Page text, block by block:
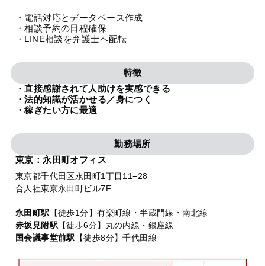
・電話対応とデータベース作成
・相談予約の日程確保
・LINE相談を弁護士へ配転
特徴
・直接感謝されて人助けを実感できる
・法的知識が活かせる／身につく
・稼ぎたい方に最適
勤務場所
東京：永田町オフィス
東京都千代田区永田町1丁目11−28
合人社東京永田町ビル7F
永田町駅 【徒歩1分】有楽町線・半蔵門線・南北線
赤坂見附駅 【徒歩6分】丸の内線・銀座線
国会議事堂前駅
【徒歩8分】千代田線
相談先情報サイト
プライバシーポリシー 利用規約 内部通報
TikTok受賞